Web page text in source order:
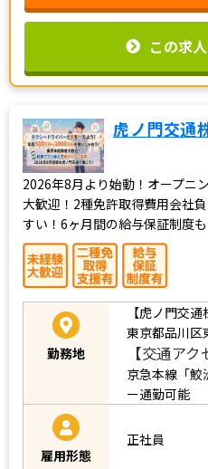
この求
虎ノ門交通
2026年8月より始動！オープニ
大歓迎！2種免許取得費用会社
すい！6ヶ月間の給与保証制度も
勤務地
【虎ノ門交
東京都品川
【交通アク
京急本線「鮫
ー通勤可能
雇用形態
正社員